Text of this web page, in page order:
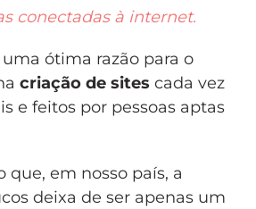
conectadas à internet.
ótima razão para o
criação de sites cada vez
e feitos por pessoas aptas
que, em nosso país, a
deixa de ser apenas um